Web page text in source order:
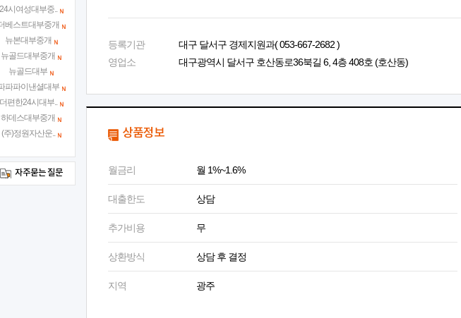
등록기관
대구 달서구 경제지원과( 053-667-2682 )
영업소
대구광역시 달서구 호산동로36북길 6, 4층 408호 (호산동)
상품정보
월금리 월 1%~1.6%
대출한도 상담
추가비용 무
상환방식 상담 후 결정
지역 광주
시여성대부중..
베스트대부중개
뉴본대부중개
뉴골드대부중개
뉴골드대부
파파이낸셜대부
편한24시대부..
하데스대부중개
(주)정원자산운..
자주묻는 질문